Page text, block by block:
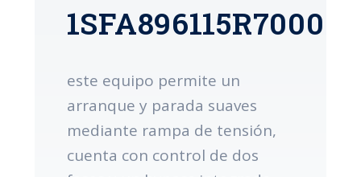
1SFA896115R7000
este equipo permite un
arranque y parada suaves
mediante rampa de tensión,
cuenta con control de dos